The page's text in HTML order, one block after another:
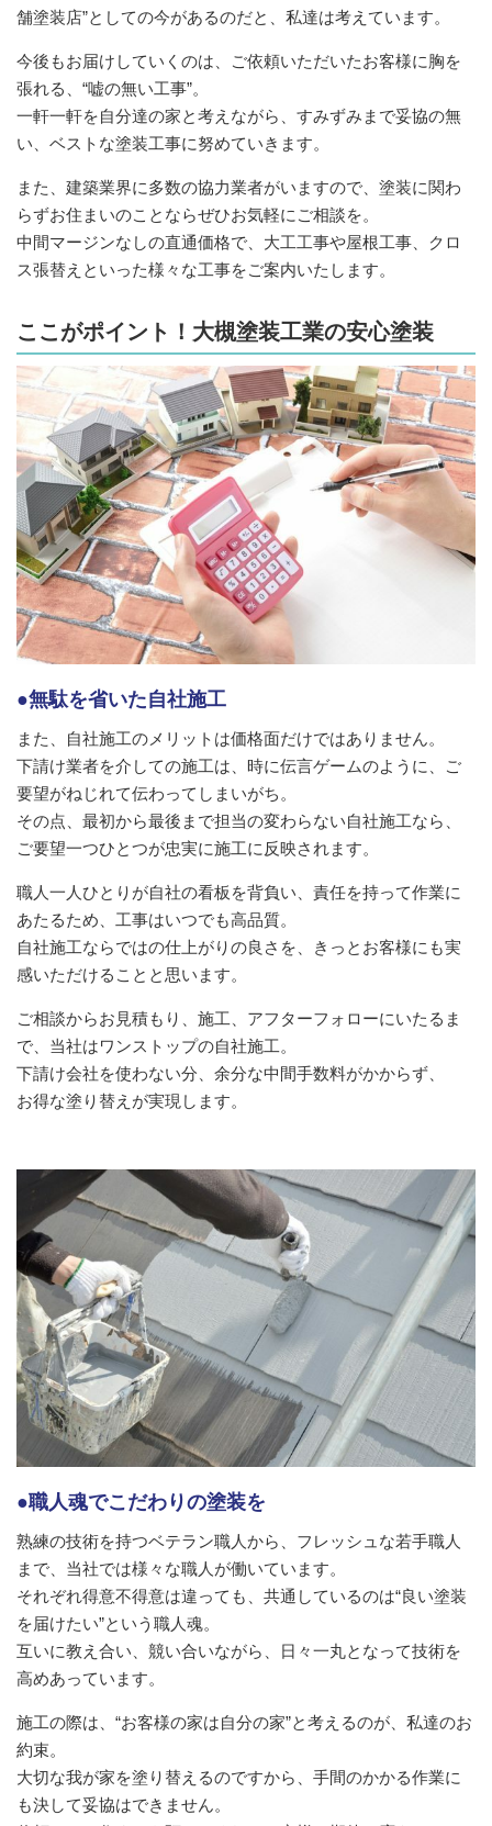
舗塗装店”としての今があるのだと、私達は考えています。
今後もお届けしていくのは、ご依頼いただいたお客様に胸を
張れる、“嘘の無い工事”。
一軒一軒を自分達の家と考えながら、すみずみまで妥協の無
い、ベストな塗装工事に努めていきます。
また、建築業界に多数の協力業者がいますので、塗装に関わ
らずお住まいのことならぜひお気軽にご相談を。
中間マージンなしの直通価格で、大工工事や屋根工事、クロ
ス張替えといった様々な工事をご案内いたします。
ここがポイント！大槻塗装工業の安心塗装
●無駄を省いた自社施工
また、自社施工のメリットは価格面だけではありません。
下請け業者を介しての施工は、時に伝言ゲームのように、ご
要望がねじれて伝わってしまいがち。
その点、最初から最後まで担当の変わらない自社施工なら、
ご要望一つひとつが忠実に施工に反映されます。
職人一人ひとりが自社の看板を背負い、責任を持って作業に
あたるため、工事はいつでも高品質。
自社施工ならではの仕上がりの良さを、きっとお客様にも実
感いただけることと思います。
ご相談からお見積もり、施工、アフターフォローにいたるま
で、当社はワンストップの自社施工。
下請け会社を使わない分、余分な中間手数料がかからず、
お得な塗り替えが実現します。
●職人魂でこだわりの塗装を
熟練の技術を持つベテラン職人から、フレッシュな若手職人
まで、当社では様々な職人が働いています。
それぞれ得意不得意は違っても、共通しているのは“良い塗装
を届けたい”という職人魂。
互いに教え合い、競い合いながら、日々一丸となって技術を
高めあっています。
施工の際は、“お客様の家は自分の家”と考えるのが、私達のお
約束。
大切な我が家を塗り替えるのですから、手間のかかる作業に
も決して妥協はできません。